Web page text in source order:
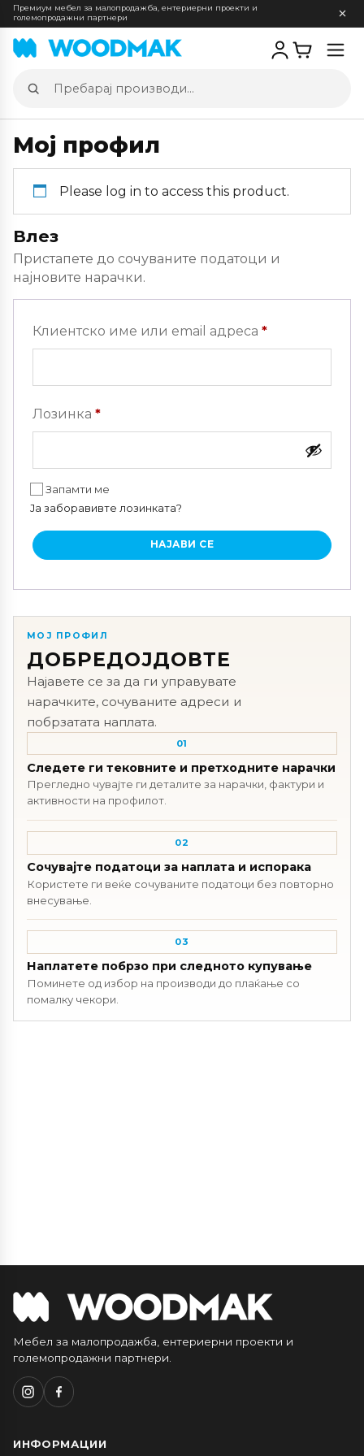
Премиум мебел за малопродажба, ентериерни проекти и
големопродажни партнери
Пребарај
производи
Мој профил
Please log in to access this product.
Влез
Пристапете до сочуваните податоци и
најновите нарачки.
Клиентско име или email адреса *
Лозинка *Задолжително
Запамти ме
Ја заборавивте лозинката?
НАЈАВИ СЕ
МОЈ ПРОФИЛ
ДОБРЕДОЈДОВТЕ
Најавете се за да ги управувате
нарачките, сочуваните адреси и
побрзатата наплата.
01
Следете ги тековните и претходните нарачки
Прегледно чувајте ги деталите за нарачки, фактури и
активности на профилот.
02
Сочувајте податоци за наплата и испорака
Користете ги веќе сочуваните податоци без повторно
внесување.
03
Наплатете побрзо при следното купување
Поминете од избор на производи до плаќање со
помалку чекори.
Мебел за малопродажба, ентериерни проекти и
големопродажни партнери.
ИНФОРМАЦИИ